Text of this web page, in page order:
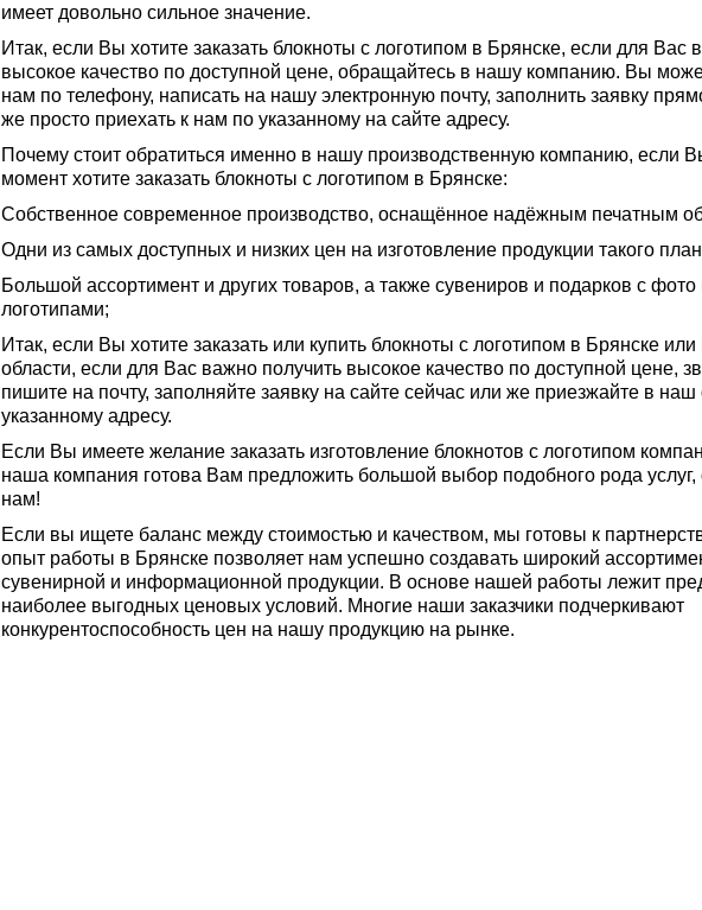
имеет довольно сильное значение.
Итак, если Вы хотите заказать блокноты с логотипом в Брянске, если для Вас
высокое качество по доступной цене, обращайтесь в нашу компанию. Вы
нам по телефону, написать на нашу электронную почту, заполнить заявку
же просто приехать к нам по указанному на сайте адресу.
Почему стоит обратиться именно в нашу производственную компанию, если
момент хотите заказать блокноты с логотипом в Брянске:
Собственное современное производство, оснащённое надёжным печатным
Одни из самых доступных и низких цен на изготовление продукции такого
Большой ассортимент и других товаров, а также сувениров и подарков с фото
логотипами;
Итак, если Вы хотите заказать или купить блокноты с логотипом в Брянске
области, если для Вас важно получить высокое качество по доступной цене,
пишите на почту, заполняйте заявку на сайте сейчас или же приезжайте в
указанному адресу.
Если Вы имеете желание заказать изготовление блокнотов с логотипом
наша компания готова Вам предложить большой выбор подобного рода услуг,
нам!
Если вы ищете баланс между стоимостью и качеством, мы готовы к
опыт работы в Брянске позволяет нам успешно создавать широкий
сувенирной и информационной продукции. В основе нашей работы лежит
наиболее выгодных ценовых условий. Многие наши заказчики подчеркивают
конкурентоспособность цен на нашу продукцию на рынке.